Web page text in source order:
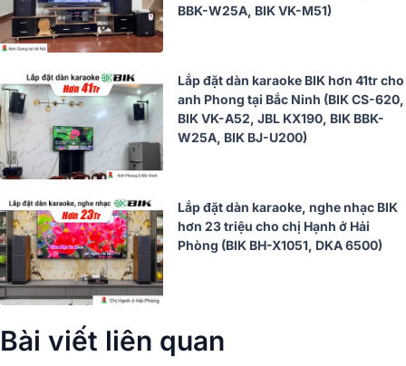
BBK-W25A, BIK VK-M51)
Lắp đặt dàn karaoke BIK hơn 41tr cho
anh Phong tại Bắc Ninh (BIK CS-620,
BIK VK-A52, JBL KX190, BIK BBK-
W25A, BIK BJ-U200)
Lắp đặt dàn karaoke, nghe nhạc BIK
hơn 23 triệu cho chị Hạnh ở Hải
Phòng (BIK BH-X1051, DKA 6500)
Bài viết liên quan